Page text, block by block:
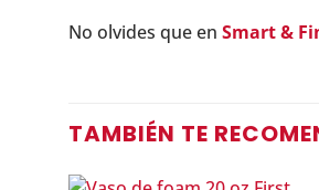
No olvides que en Smart &
TAMBIÉN TE